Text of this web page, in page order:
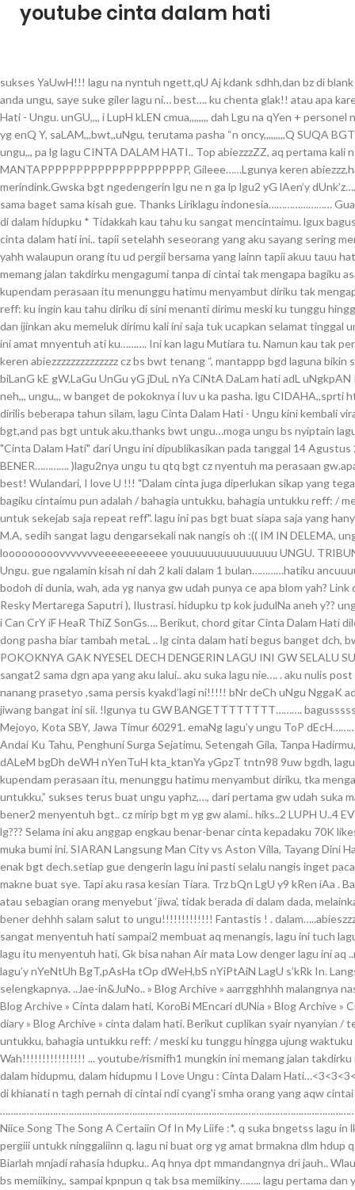
youtube cinta dalam hati
sukses YaUwH!!! lagu na nyntuh ngett,qU Aj kdank sdhh,dan bz di blank crta qu bnget thu lgu, best giler lah lagu nie….terus kan perjuangan anda ungu, saye suke giler lagu ni… best…. ku chenta glak!! atau apa karena lagu ini seperti kisah yang gw alami yah? Lirik Lagu Cinta Dalam Hati - Ungu. unGU,,,, i LupH kLEN cmua,,,,,,,, dah Lgu na qYen + personel na ganteng2 poLa, uNgu,, jgn prnh sombng klo dh tknl buat lg Lagu yg enQ Y, saLAM,,,bwt,,uNgu, terutama pasha “n oncy,,,,,,,,,Q SUQA BGT MA KLEN B2, ungu bwt gw top abieZZZZ gw sk sm semua lagu” ungu,,, pa lg lagu CINTA DALAM HATI.. Top abiezzzZZ, aq pertama kali nedengerin lg ne……waduh nangis””””””’ pokok nan MANTAPPPPPPPPPPPPPPPPPPPPP, Gileee……Lgunya keren abiezzz,hati gw langsung lu2h.suaramy sexy lip’z aliaz pasha biQn gW merindink.Gwska bgt ngedengerin lgu ne n ga lp lgu2 yG lAen’y dUnk’z…… SuMp4h KEREN ABIEZZZZZZZZ. LaGu ciNta Dalam hati bener2 sama baget sama kisah gue. Thanks Liriklagu indonesia…………………… Gua suka lagu ini loch!!!!!!!!!!!!!!!!!!! Hanya ada dirimu di dalam hatiku, di dalam hidupku * Tidakkah kau tahu ku sangat mencintaimu. lgux bagus banget n enak banget didengerin. awalnya, aku ga tau dengan lagu cinta dalam hati ini.. tapii setelahh seseorang yang aku sayang sering menyanyikan laguu ini aku jadii tau dan aku juga jadii suka sma lagu inii,,, yahh walaupun orang itu ud pergii bersama yang lainn tapii akuu tauu hatinya masii untuk aku,, pngen nangis klo dnger lagu ini . mungkin ini memang jalan takdirku mengagumi tanpa di cintai tak mengapa bagiku asal kau pun bahagia dengan hidupmu, dengan hidupmu, telah lama kupendam perasaan itu menunggu hatimu menyambut diriku tak mengapa bagiku cintaimu pun adalah bahagia untukku, bahagia untukku, reff: ku ingin kau tahu diriku di sini menanti dirimu meski ku tunggu hingga ujung waktuku dan berharap rasa ini kan abadi untuk selamanya dan ijinkan aku memeluk dirimu kali ini saja tuk ucapkan selamat tinggal untuk selamanya dan biarkan rasa ini bahagia untuk sekejab saja. !lirik ini amat mnyentuh ati ku………. Ini kan lagu Mutiara tu. Namun kau tak pernah merasa seperti yang ku rasakan kepadamu. . “Sumpah lagunya keren abiezzzzzzzzzzzzzz cz bs bwt tenang “, mantappp bgd laguna bikin sdih ngd, ngingetin sama mantan jah d. aDa sEoRanG LaKi2 yG biLanG kE gW,LaGu UnGu yG jDuL nYa CiNtA DaLam hati adL uNgkpAN PErASaAn nYA Ke Gw….. mmmmmmmmmmmmm lagunya w banget neh,,, ungu,,, w banget de pokoknya i luv u ka pasha. lgu CIDAHA,,sprti ht w,,,,,,,,,,w pnya cidaha tpi w mlu wat mengunngkapin_ya. . Sudah dirilis beberapa tahun silam, lagu Cinta Dalam Hati - Ungu kini kembali viral di TikTok. aku salut bgt dg lagunya ungu,coz lagu ini menyentuh bgt,and pas bgt untuk aku.thanks bwt ungu…moga ungu bs nyiptain lagu2 yg laen. nanTii maLem Tauun baaaaaaarUUU kegaZEbou ya,,. Lirik "Cinta Dalam Hati" dari Ungu ini dipublikasikan pada tanggal 14 Agustus 2007 (13 tahun yang lalu). . nyentuh banget loch lirik nya………. GILA BENER…………. )lagu2nya ungu tu qtq bgt cz nyentuh ma perasaan gw.apalagi CIDAHA…, i’m malaysian..i really love this songs.ungu is the best! Wulandari, I love U !!! "Dalam cinta juga diperlukan sikap yang tegas. Berikut cuplikan syair nyanyian / teks lagunya "tak mengapa bagiku cintaimu pun adalah / bahagia untukku, bahagia untukku reff: / meski ku tunggu hingga ujung waktuku / dan biarkan rasa ini bahagia untuk sekejab saja repeat reff". lagu ini pas bgt buat siapa saja yang hanya bisa mencintai tanpa bisa berbuat banyak.. i love u so much Mrs. M.A, sedih sangat lagu dengarsekali nak nangis oh :(( IM IN DELEMA, ungu qhyu suka n love smua lagumu,,,,,,,,,,,,,,,,,,,,,,,,,,,,,,,,,,,i looooooooovvvvvvveeeeeeeeeee youuuuuuuuuuuuuuu UNGU. TRIBUNLAMPUNG.CO.ID – Simak, chord Cinta Dalam Hati dinyanyikan Ungu. gue ngalamin kisah ni dah 2 kali dalam 1 bulan…………hatiku ancuuuuuur banget palagi klo dgerin lagu ni q terasa jadi orang paling bodoh di dunia, wah, ada yg nanya gw udah punya ce apa blom yah? Link download MP3 lagu Cinta Dalam Hati - Ungu. ( Tribunlampung.co.id / Resky Mertarega Saputri ), Ilustrasi. hidupku tp kok judulNa aneh y?? unguu lguu klyan kreeen abiez btw . Maju terus Ungu…, NiCe SonGs….. i Can CrY iF HeaR ThiZ SonGs…. Berikut, chord gitar Cinta Dalam Hati dilengkapi lirik lagu Cinta Dalam Hati dinyanyikan Ungu. bikin yang rock dong pasha biar tambah metaL .. lg cinta dalam hati begus banget dch, bwt gua klu dgr lg ini nyentuh bngt ke hati. BIKIN NANGIS PULA!!! POKOKNYA GAK NYESEL DECH DENGERIN LAGU INI GW SELALU SUPPORT UNGU BUAT JADI NOMOR SATU. 100 buat ungu. sangat2 sama dgn apa yang aku lalui.. aku suka lagu nie…. . aku nulis post ini sambil dgerin lagu ini dan nangis . seperti perasanq ma cayankq nanang prasetyo ,sama persis kyakd’lagi ni!!!!! bNr deCh uNgu NggaK ad 2’a….’n BnR2 bKn NyaYat HaTi bgT..”, khas buat yang tersayang…jiwang bangat ini sii. !lgunya tu GW BANGETTTTTTTT………. bagussssssss banget!!!!!!! ehm… .